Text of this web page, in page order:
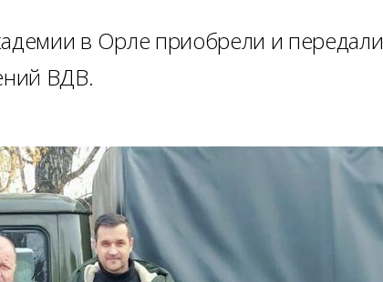
в Орле приобрели и передали
ВДВ.